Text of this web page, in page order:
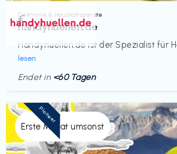
Elektronik & Haushaltsgeräte
handyhuellen.de
Handyhuellen.de ist der Spezialist für
lesen
€‎
Endet in <60 Tagen
Erste Monat umsonst
Pioneer